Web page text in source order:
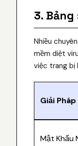
3.
Nhiều
mềm diệt
việc trang bị
Giải Pháp
Mật Khẩu